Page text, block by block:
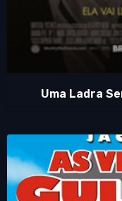
Uma Ladra